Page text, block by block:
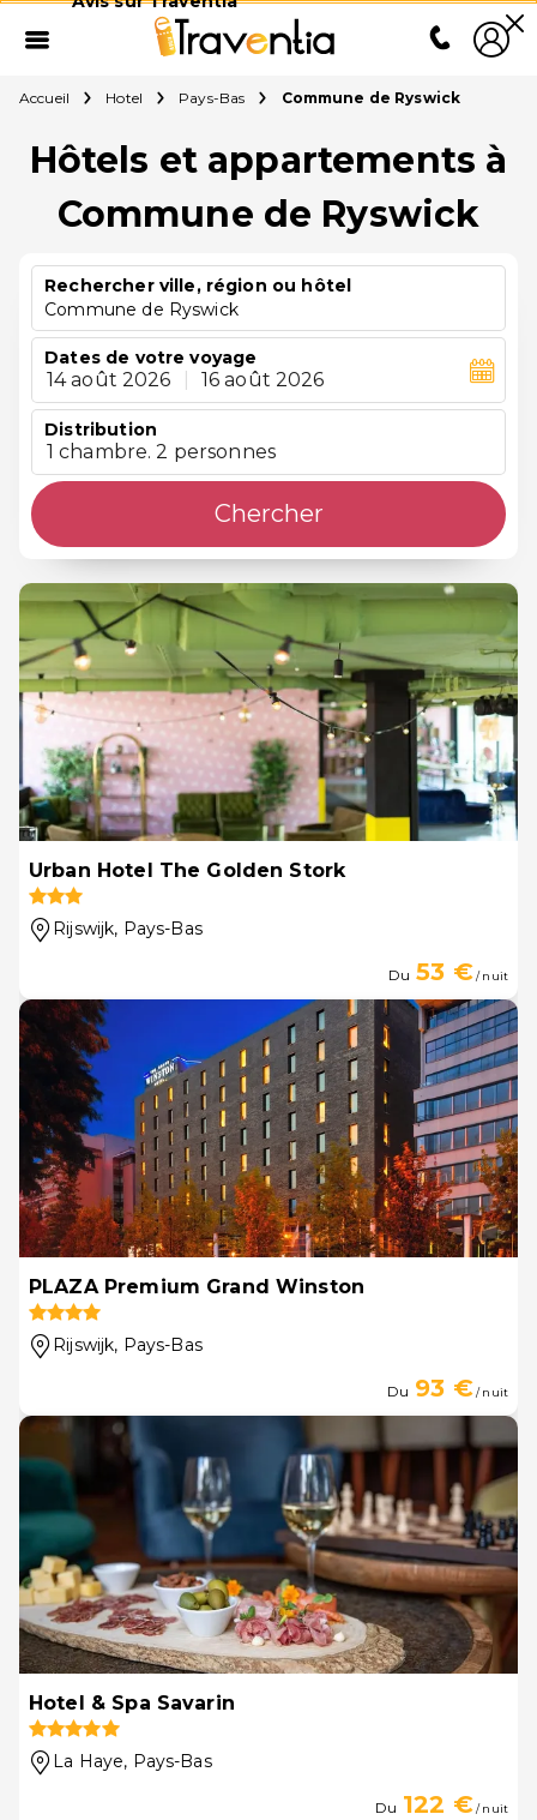
Accueil Hotel Pays-Bas Commune de Ryswick
Hôtels et appartements à
Commune de Ryswick
Rechercher ville, région ou hôtel
Commune de Ryswick
Dates de votre voyage
14 août 2026 16 août 2026
Distribution
1 chambre. 2 personnes
Chercher
Urban Hotel The Golden Stork
Rijswijk, Pays-Bas
Du 53 €/ nuit
PLAZA Premium Grand Winston
Rijswijk, Pays-Bas
Du 93 €/ nuit
Hotel & Spa Savarin
La Haye, Pays-Bas
Du 122 €/ nuit